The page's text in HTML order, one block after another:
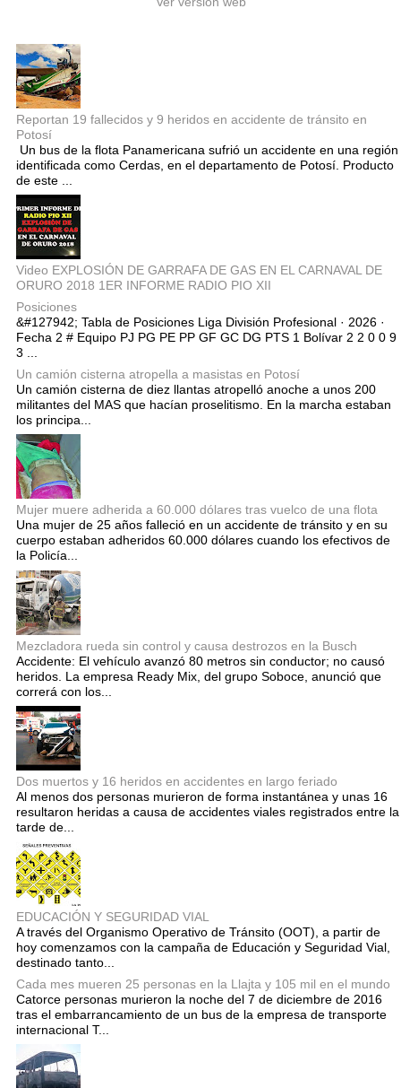
Reportan 19 fallecidos y 9 heridos en accidente de tránsito en
Potosí
Un bus de la flota Panamericana sufrió un accidente en una región
identificada como Cerdas, en el departamento de Potosí. Producto
de este ...
Video EXPLOSIÓN DE GARRAFA DE GAS EN EL CARNAVAL DE
ORURO 2018 1ER INFORME RADIO PIO XII
Posiciones
&#127942; Tabla de Posiciones Liga División Profesional · 2026 ·
Fecha 2 # Equipo PJ PG PE PP GF GC DG PTS 1 Bolívar 2 2 0 0 9
3 ...
Un camión cisterna atropella a masistas en Potosí
Un camión cisterna de diez llantas atropelló anoche a unos 200
militantes del MAS que hacían proselitismo. En la marcha estaban
los principa...
Mujer muere adherida a 60.000 dólares tras vuelco de una flota
Una mujer de 25 años falleció en un accidente de tránsito y en su
cuerpo estaban adheridos 60.000 dólares cuando los efectivos de
la Policía...
Mezcladora rueda sin control y causa destrozos en la Busch
Accidente: El vehículo avanzó 80 metros sin conductor; no causó
heridos. La empresa Ready Mix, del grupo Soboce, anunció que
correrá con los...
Dos muertos y 16 heridos en accidentes en largo feriado
Al menos dos personas murieron de forma instantánea y unas 16
resultaron heridas a causa de accidentes viales registrados entre la
tarde de...
EDUCACIÓN Y SEGURIDAD VIAL
A través del Organismo Operativo de Tránsito (OOT), a partir de
hoy comenzamos con la campaña de Educación y Seguridad Vial,
destinado tanto...
Cada mes mueren 25 personas en la Llajta y 105 mil en el mundo
Catorce personas murieron la noche del 7 de diciembre de 2016
tras el embarrancamiento de un bus de la empresa de transporte
internacional T...